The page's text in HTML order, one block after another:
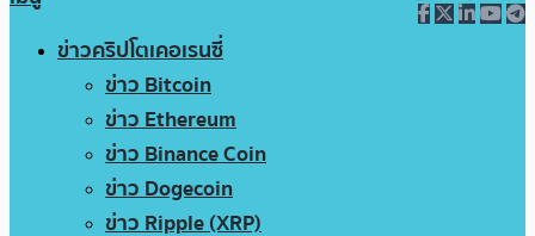
ข่าวคริปโตเคอเรนซี่
ข่าว Bitcoin
ข่าว Ethereum
ข่าว Binance Coin
ข่าว Dogecoin
ข่าว Ripple (XRP)